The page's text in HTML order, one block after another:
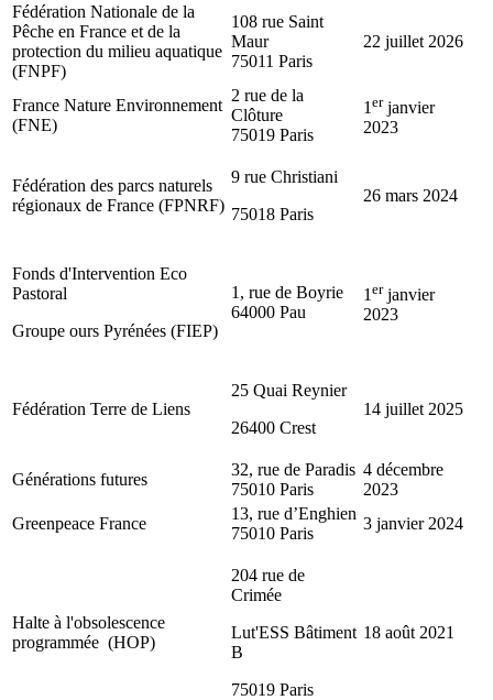
Fédération Nationale de la
Pêche en France et de la
protection du milieu aquatique
(FNPF)
108 rue Saint
Maur
75011 Paris
22 juillet 2026
France Nature Environnement
(FNE)
2 rue de la
Clôture
75019 Paris
1 erjanvier
2023
Fédération des parcs naturels
régionaux de France (FPNRF)
9 rue Christiani
75018 Paris
26 mars 2024
Fonds d'Intervention Eco
Pastoral
Groupe ours Pyrénées (FIEP)
1, rue de Boyrie
64000 Pau
1 erjanvier
2023
Fédération Terre de Liens
25 Quai Reynier
26400 Crest
14 juillet 2025
Générations futures
32, rue de Paradis
75010 Paris
4 décembre
2023
Greenpeace France
13, rue d’Enghien
75010 Paris
3 janvier 2024
Halte à l'obsolescence
programmée (HOP)
204 rue de
Crimée
Lut'ESS Bâtiment
B
75019 Paris
18 août 2021